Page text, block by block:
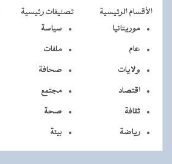
الأقسام الرئيسية تصنيفات رئيسية
موريتانيا
عام
ولايات
اقتصاد
ثقافة
رياضة
سياسة
ملفات
صحافة
مجتمع
صحة
بيئة